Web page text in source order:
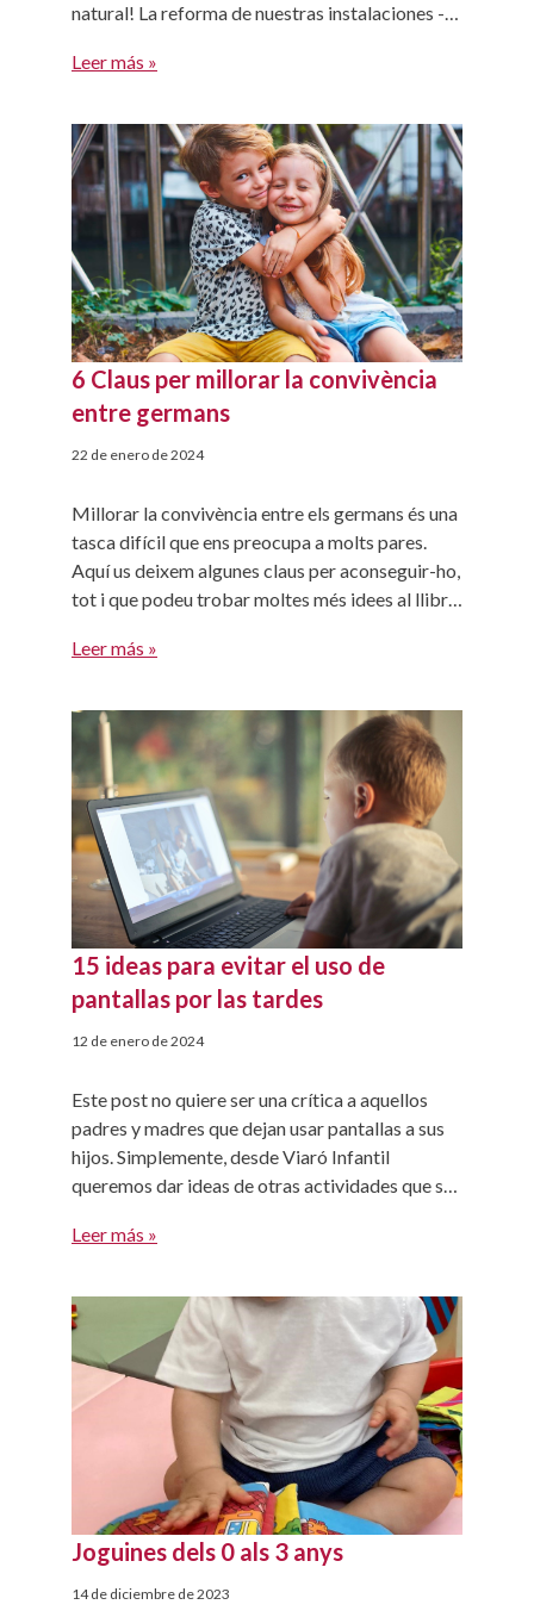
natural! La reforma de nuestras instalaciones -
acercar el bosque a las aulas y que las aulas
Leer más »
6 Claus per millorar la convivència
entre germans
22 de enero de 2024
Millorar la convivència entre els germans és una
tasca difícil que ens preocupa a molts pares.
Aquí us deixem algunes claus per aconseguir-ho,
tot i que podeu trobar moltes més idees al llibre
Mazlish. Com podem millorar la convivència
acusacions […]
Leer más »
15 ideas para evitar el uso de
pantallas por las tardes
12 de enero de 2024
Este post no quiere ser una crítica a aquellos
padres y madres que dejan usar pantallas a sus
hijos. Simplemente, desde Viaró Infantil
queremos dar ideas de otras actividades que se
el uso de pantallas, si queremos que los niños
[…]
Leer más »
Joguines dels 0 als 3 anys
14 de diciembre de 2023